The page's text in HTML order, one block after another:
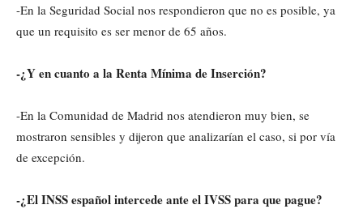
-En la Seguridad Social nos respondieron que no es posible, ya
que un requisito es ser menor de 65 años.
-¿Y en cuanto a la Renta Mínima de Inserción?
-En la Comunidad de Madrid nos atendieron muy bien, se
mostraron sensibles y dijeron que analizarían el caso, si por vía
de excepción.
-¿El INSS español intercede ante el IVSS para que pague?